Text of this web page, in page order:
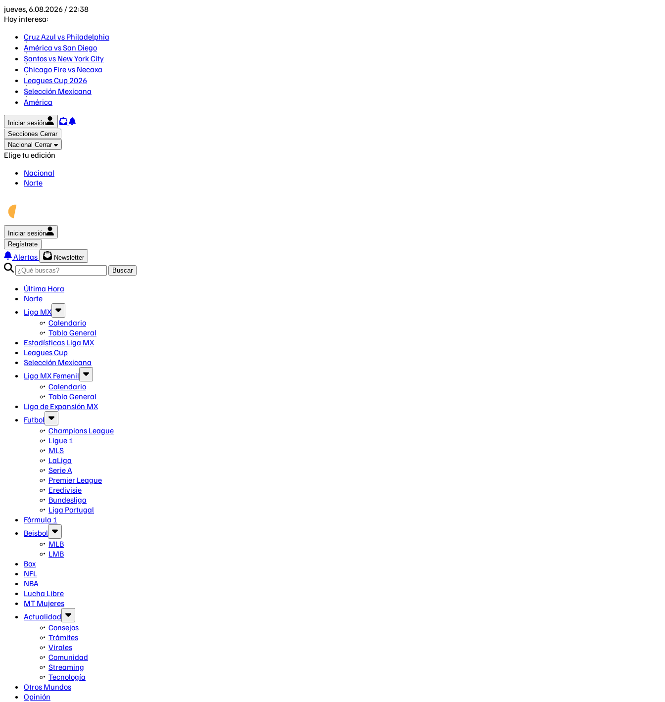
jueves, 6.08.2026 / 22:38
Hoy interesa:
Cruz Azul vs Philadelphia
América vs San Diego
Santos vs New York City
Chicago Fire vs Necaxa
Leagues Cup 2026
Selección Mexicana
América
Iniciar sesión
Secciones Cerrar
Nacional Cerrar
Elige tu edición
Nacional
Norte
Iniciar sesión
Regístrate
Alertas
Newsletter
Buscar
Última Hora
Norte
Liga MX
Calendario
Tabla General
Estadísticas Liga MX
Leagues Cup
Selección Mexicana
Liga MX Femenil
Calendario
Tabla General
Liga de Expansión MX
Futbol
Champions League
Ligue 1
MLS
LaLiga
Serie A
Premier League
Eredivisie
Bundesliga
Liga Portugal
Fórmula 1
Beisbol
MLB
LMB
Box
NFL
NBA
Lucha Libre
MT Mujeres
Actualidad
Consejos
Trámites
Virales
Comunidad
Streaming
Tecnología
Otros Mundos
Opinión